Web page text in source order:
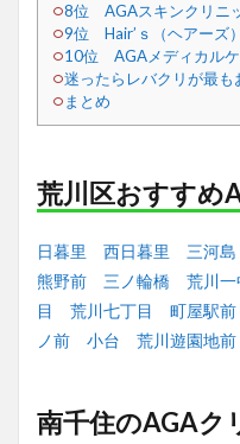
8位 AGAスキンクリニ
9位 Hair’ｓ（ヘアーズ）
10位 AGAメディカルケ
迷ったらレバクリが最も
まとめ
荒川区おすすめ
日暮里 西日暮里 三河島
熊野前
三ノ輪橋 荒川
目
荒川七丁目 町屋駅前
ノ前
小台 荒川遊園地前
南千住のAGAク